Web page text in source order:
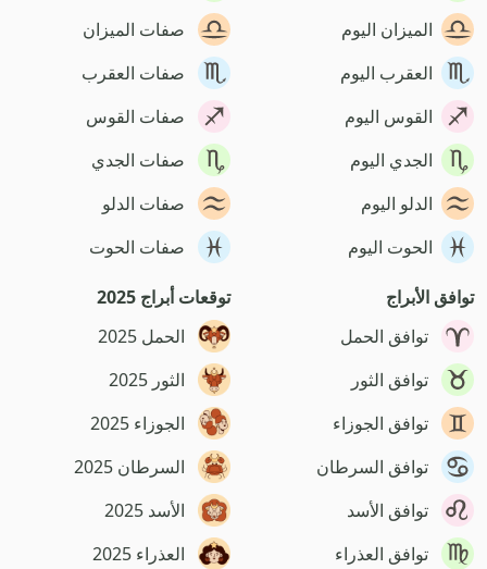
الميزان اليوم
العقرب اليوم
القوس اليوم
الجدي اليوم
الدلو اليوم
الحوت اليوم
صفات الميزان
صفات العقرب
صفات القوس
صفات الجدي
صفات الدلو
صفات الحوت
توافق الأبراج
توافق الحمل
توافق الثور
توافق الجوزاء
توافق السرطان
توافق الأسد
توافق العذراء
توقعات أبراج 2025
الحمل 2025
الثور 2025
الجوزاء 2025
السرطان 2025
الأسد 2025
العذراء 2025